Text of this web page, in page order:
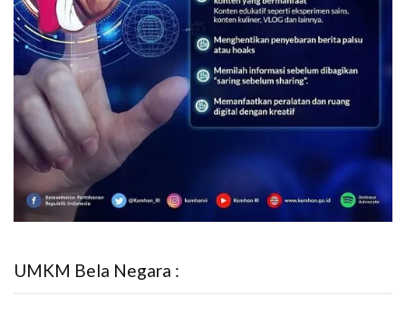
UMKM Bela Negara :